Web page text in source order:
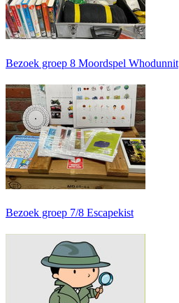
Bezoek groep 8 Moordspel Whodunnit
Bezoek groep 7/8 Escapekist